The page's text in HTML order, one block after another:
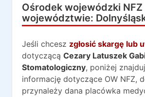
Ośrodek wojewódzki NFZ
województwie:
Jeśli chcesz zgłosić skargę lub
dotyczącą Cezary Latuszek
Stomatologiczny, poniżej
informację dotyczące OW NFZ,
przynależy dana placówka